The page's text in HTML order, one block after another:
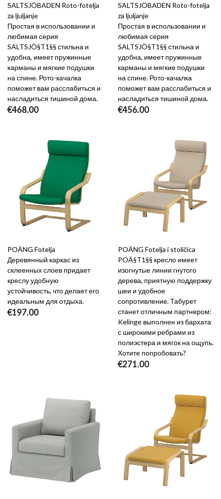
SALTSJÖBADEN Roto-fotelja
za ljuljanje
Простая в использовании и
любимая серия
SALTSJÖ§T1§§ стильна и
удобна, имеет пружинные
карманы и мягкие подушки
на спине. Рото-качалка
поможет вам расслабиться и
насладиться тишиной дома.
€468.00
SALTSJÖBADEN Roto-fotelja
za ljuljanje
Простая в использовании и
любимая серия
SALTSJÖ§T1§§ стильна и
удобна, имеет пружинные
карманы и мягкие подушки
на спине. Рото-качалка
поможет вам расслабиться и
насладиться тишиной дома.
€456.00
POÄNG Fotelja
Деревянный каркас из
склеенных слоев придает
креслу удобную
устойчивость, что делает его
идеальным для отдыха.
€197.00
POÄNG Fotelja i stoličica
POÄ§T1§§ кресло имеет
изогнутые линии гнутого
дерева, приятную поддержку
шеи и удобное
сопротивление. Табурет
станет отличным партнером:
Kelinge выполнен из бархата
с широкими ребрами из
полиэстера и мягок на ощупь.
Хотите попробовать?
€271.00